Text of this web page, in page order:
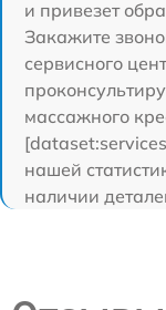
и привезет
Закажите
сервисного
массажного
нашей
наличии